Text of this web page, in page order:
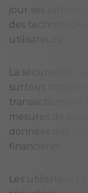
jour ses options
des
utilisateurs.
La sécurité est
surtout compte
transactions sur
mesures de
données des
financières.
Les utilisateurs